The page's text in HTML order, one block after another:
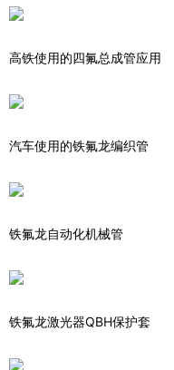
高铁使用的四氟总成管应用
汽车使用的铁氟龙编织管
铁氟龙自动化机械管
铁氟龙激光器QBH保护套